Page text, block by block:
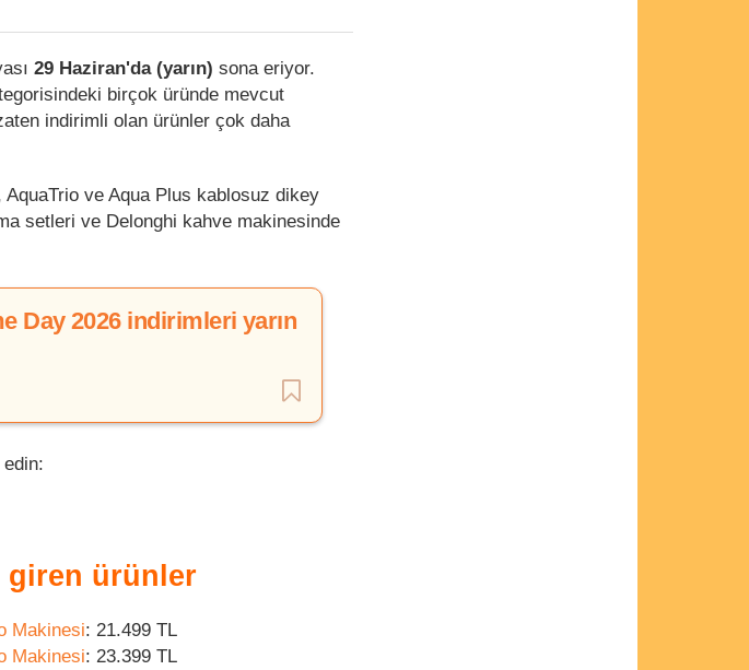
29 Haziran'da (yarın) sona eriyor.
birçok üründe mevcut
indirimli olan ürünler çok daha
ve Aqua Plus kablosuz dikey
setleri ve Delonghi kahve makinesinde
Day 2026 indirimleri yarın
giren ürünler
Makinesi: 21.499 TL
Makinesi: 23.399 TL